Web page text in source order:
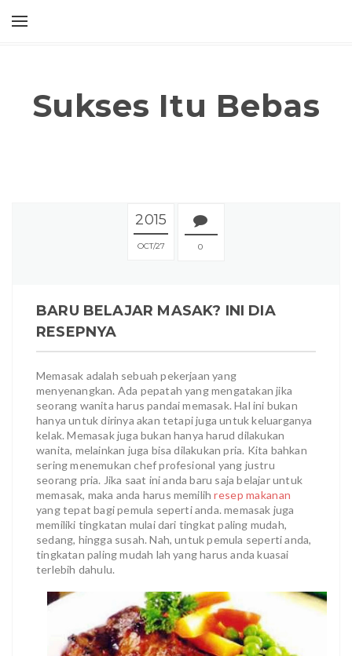
Sukses Itu Bebas
2015
OCT 27 0
BARU BELAJAR MASAK? INI DIA
RESEPNYA
Memasak adalah sebuah pekerjaan yang
menyenangkan. Ada pepatah yang mengatakan jika
seorang wanita harus pandai memasak. Hal ini bukan
hanya untuk dirinya akan tetapi juga untuk keluarganya
kelak. Memasak juga bukan hanya harud dilakukan
wanita, melainkan juga bisa dilakukan pria. Kita bahkan
sering menemukan chef profesional yang justru
seorang pria. Jika saat ini anda baru saja belajar untuk
memasak, maka anda harus memilihresep makanan
yang tepat bagi pemula seperti anda. memasak juga
memiliki tingkatan mulai dari tingkat paling mudah,
sedang, hingga susah. Nah, untuk pemula seperti anda,
tingkatan paling mudah lah yang harus anda kuasai
terlebih dahulu.